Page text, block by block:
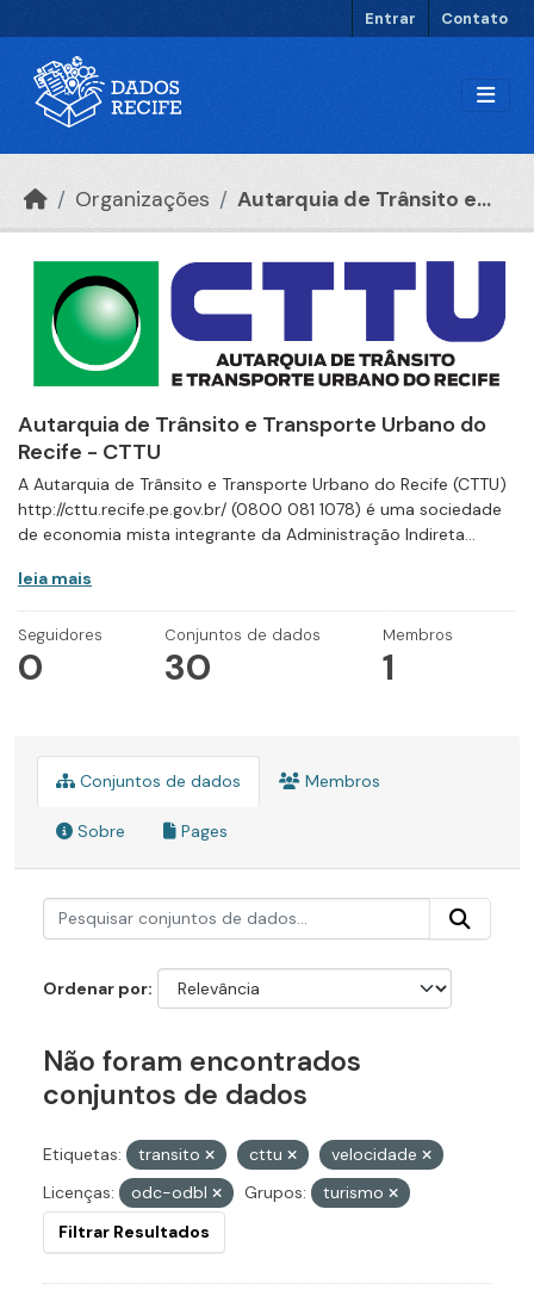
Entrar Contato
Organizações Autarquia de Trânsito e...
Autarquia de Trânsito e Transporte Urbano do
Recife - CTTU
A Autarquia de Trânsito e Transporte Urbano do Recife (CTTU)
http://cttu.recife.pe.gov.br/ (0800 081 1078) é uma sociedade
de economia mista integrante da Administração Indireta...
leia mais
Seguidores
0
Conjuntos de dados
30
Membros
1
Conjuntos de dados Membros
Sobre Pages
Ordenar por
Não foram encontrados
conjuntos de dados
Etiquetas: transito cttu
velocidade
Licenças:
odc-odbl Grupos:
turismo
Filtrar Resultados